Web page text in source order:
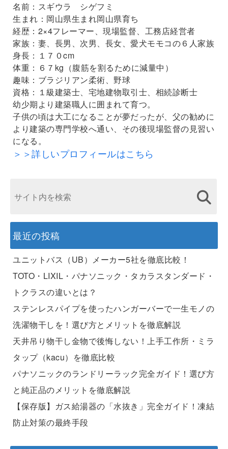
名前：スギウラ シゲフミ
生まれ：岡山県生まれ岡山県育ち
経歴：2×4フレーマー、現場監督、工務店経営者
家族：妻、長男、次男、長女、愛犬モモコの６人家族
身長：１７０cm
体重：６７kg（腹筋を割るために減量中）
趣味：ブラジリアン柔術、野球
資格：１級建築士、宅地建物取引士、相続診断士
幼少期より建築職人に囲まれて育つ。
子供の頃は大工になることが夢だったが、父の勧めに
より建築の専門学校へ通い、その後現場監督の見習い
になる。
＞＞詳しいプロフィールはこちら
最近の投稿
ユニットバス（UB）メーカー5社を徹底比較！
TOTO・LIXIL・パナソニック・タカラスタンダード・
トクラスの違いとは？
ステンレスパイプを使ったハンガーバーで一生モノの
洗濯物干しを！選び方とメリットを徹底解説
天井吊り物干し金物で後悔しない！上手工作所・ミラ
タップ（kacu）を徹底比較
パナソニックのランドリーラック完全ガイド！選び方
と純正品のメリットを徹底解説
【保存版】ガス給湯器の「水抜き」完全ガイド！凍結
防止対策の最終手段